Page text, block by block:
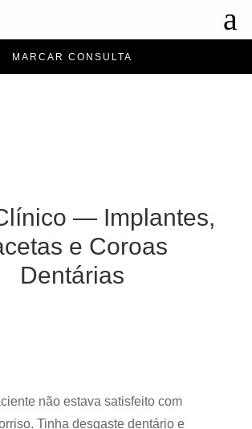
a
MARCAR CONSULTA
— Implantes,
e Coroas
Dentárias
não estava satisfeito com
Tinha desgaste dentário e